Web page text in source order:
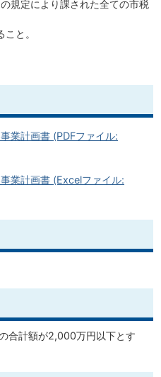
規定により課された全ての市税
と。
業計画書 (PDFファイル:
業計画書 (Excelファイル:
合計額が2,000万円以下とす